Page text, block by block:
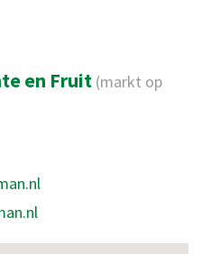
en Fruit (markt op